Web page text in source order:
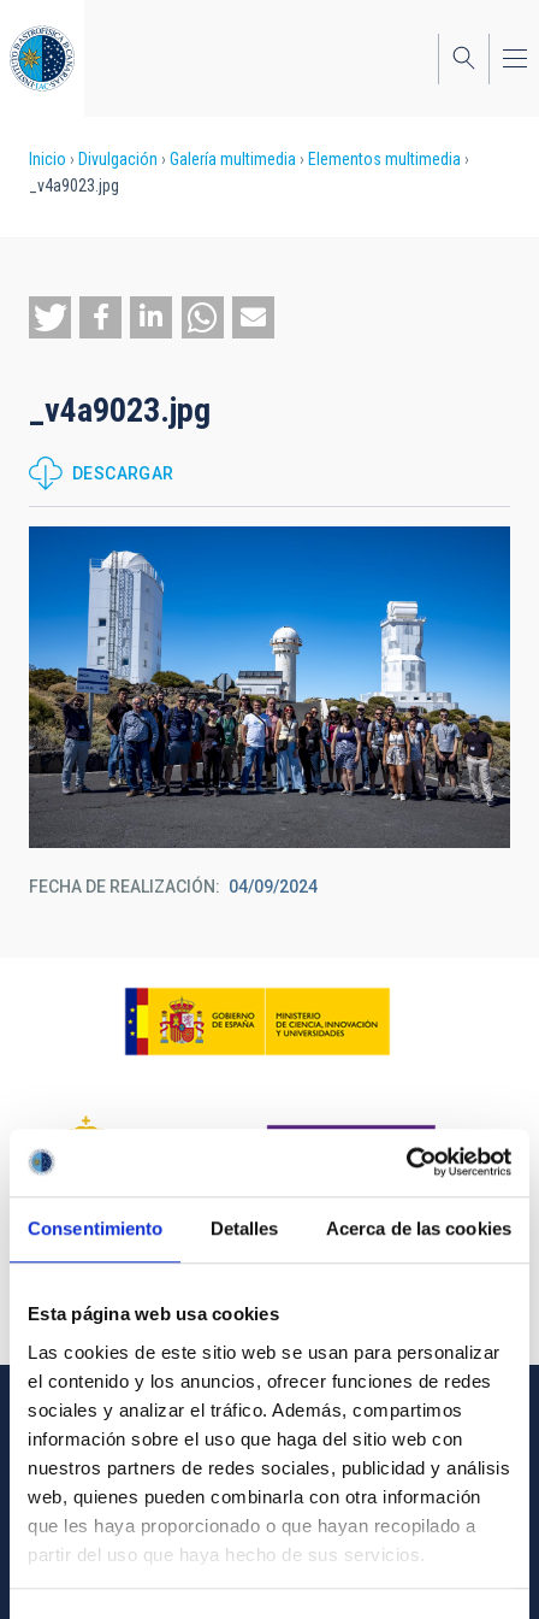
Consentimiento Detalles Acerca de las cookies
Esta página web usa cookies
Las cookies de este sitio web se usan para personalizar
el contenido y los anuncios, ofrecer funciones de redes
sociales y analizar el tráfico. Además, compartimos
información sobre el uso que haga del sitio web con
nuestros partners de redes sociales, publicidad y análisis
web, quienes pueden combinarla con otra información
que les haya proporcionado o que hayan recopilado a
partir del uso que haya hecho de sus servicios.
al
contenido
principal
Sobrescribir
enlaces
ayuda
a
navegación
Inicio Divulgación Galería multimedia
Elementos multimedia
_v4a9023.jpg
_v4a9023.jpg
DESCARGAR
FECHA DE REALIZACIÓN 04/09/2024
INFORMACIÓN GENERAL
Contacto
Cómo llegar al IAC
Directorio de personal